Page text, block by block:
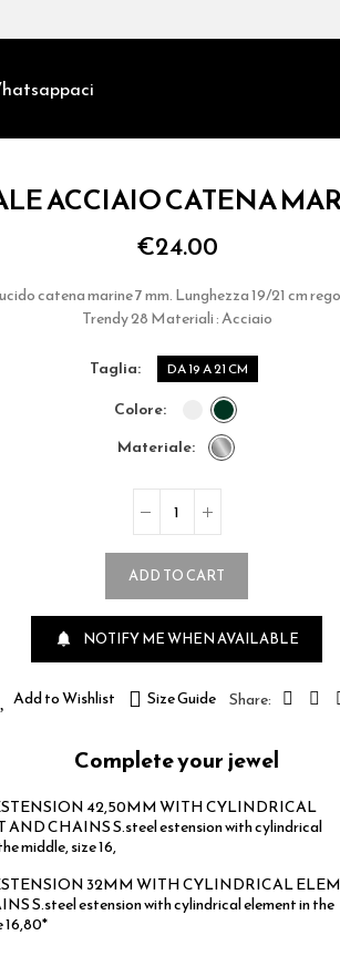
ACCIAIO CATENA
€24.00
catena marine 7 mm. Lunghezza 19/21 cm
Trendy 28 Materiali : Acciaio
taglia DA 19 A 21 CM
colore
materiale
ADD TO CART
 NOTIFY ME WHEN AVAILABLE
Add to Wishlist Size Guide
Complete your jewel
42,50MM WITH CYLINDRICAL
CHAINS S.steel estension with cylindrical
middle, size 16,
32MM WITH CYLINDRICAL
S.steel estension with cylindrical element in the
16,80*